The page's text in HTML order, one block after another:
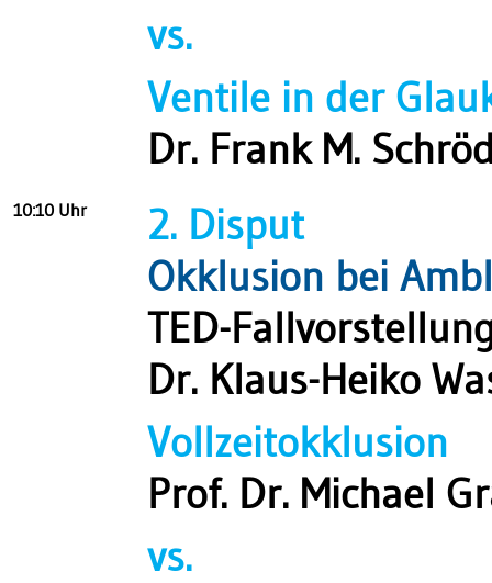
vs.
Ventile in der
Dr. Frank M.
10:10 Uhr
2. Disput
Okklusion bei
TED-
Dr. Klaus-Heiko
Vollzeitokklusion
Prof. Dr. Michael
vs.